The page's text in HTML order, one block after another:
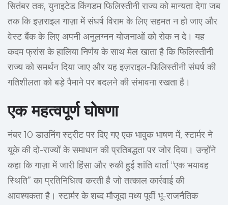
सितंबर तक, युनाइटेड किंगडम फिलिस्तीनी राज्य को मान्यता देगा जब
तक कि इज़राइल गाज़ा में संघर्ष विराम के लिए सहमत न हो जाए और
वेस्ट बैंक के लिए अपनी अनुलग्नन योजनाओं को रोक न दे। यह
कदम फ्रांस के हालिया निर्णय के साथ मेल खाता है कि फिलिस्तीनी
राज्य को समर्थन दिया जाए और यह इज़राइल-फिलिस्तीनी संघर्ष की
गतिशीलता को बड़े पैमाने पर बदलने की संभावना रखता है।
एक महत्वपूर्ण घोषणा
नंबर 10 डाउनिंग स्ट्रीट पर दिए गए एक भावुक भाषण में, स्टार्मर ने
यूके की दो-राज्यों के समाधान की प्रतिबद्धता पर जोर दिया। उन्होंने
कहा कि गाज़ा में जारी हिंसा और रुकी हुई शांति वार्ता “एक भयावह
स्थिति” का प्रतिनिधित्व करती है जो तत्काल कार्रवाई की
आवश्यकता है। स्टार्मर के शब्द मौजूदा मध्य पूर्वी भू-राजनैतिक